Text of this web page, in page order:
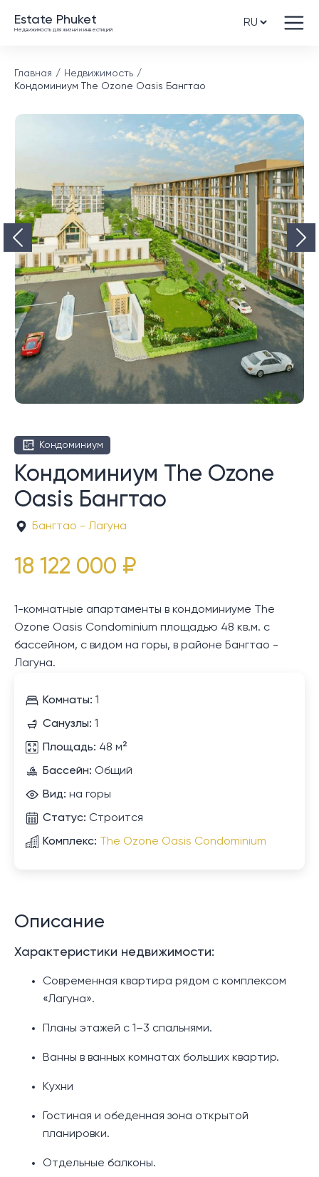
Estate Phuket
Недвижимость для жизни и инвестиций
Главная
Недвижимость
Кондоминиум The Ozone Oasis Бангтао
Кондоминиум
Кондоминиум The Ozone
Oasis Бангтао
Бангтао - Лагуна
18 122 000 ₽
1-комнатные апартаменты в кондоминиуме The
Ozone Oasis Condominium площадью 48 кв.м. с
бассейном, с видом на горы, в районе Бангтао -
Лагуна.
Комнаты: 1
Санузлы: 1
Площадь: 48 м²
Бассейн: Общий
Вид: на горы
Статус: Строится
Комплекс: The Ozone Oasis Condominium
Описание
Характеристики недвижимости:
Современная квартира рядом с комплексом
«Лагуна».
Планы этажей с 1–3 спальнями.
Ванны в ванных комнатах больших квартир.
Кухни
Гостиная и обеденная зона открытой
планировки.
Отдельные балконы.